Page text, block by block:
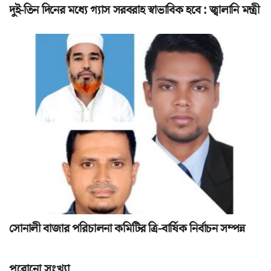
দুই-তিন দিনের মধ্যে গ্যাস সরবরাহ স্বাভাবিক হবে : জ্বালানি মন্ত্রী
সোনালী বাজার পরিচালনা কমিটির ত্রি-বার্ষিক নির্বাচন সম্পন্ন